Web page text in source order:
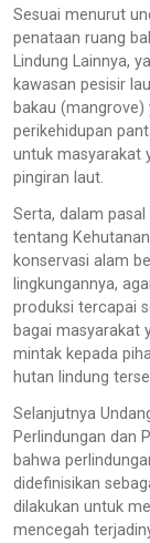
Sesuai menurut
penataan ruang
Lindung Lainnya,
kawasan pesisir
bakau
perikehidupan
untuk masyarakat
pingiran laut.
Serta, dalam
tentang
konservasi alam
lingkungannya,
produksi tercapai
bagai masyarakat
mintak kepada
hutan lindung
Selanjutnya
Perlindungan dan
bahwa
didefinisikan
dilakukan untuk
mencegah